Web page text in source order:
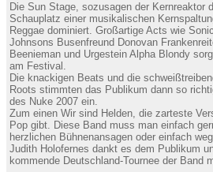
Die Sun Stage, sozusagen der Kernreaktor
Schauplatz einer musikalischen
Reggae dominiert. Großartige Acts wie
Johnsons Busenfreund Donovan
Beenieman und Urgestein Alpha Blondy
am Festival.
Die knackigen Beats und die
Roots stimmten das Publikum dann so
des Nuke 2007 ein.
Zum einen Wir sind Helden, die zarteste
Pop gibt. Diese Band muss man einfach
herzlichen Bühnenansagen oder einfach
Judith Holofernes dankt es dem Publikum
kommende Deutschland-Tournee der Band